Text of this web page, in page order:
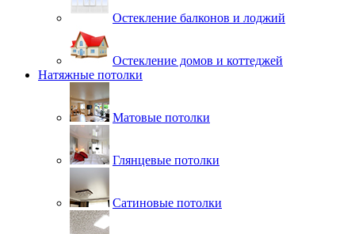
Остекление балконов и лоджий
Остекление домов и коттеджей
Натяжные потолки
Матовые потолки
Глянцевые потолки
Сатиновые потолки